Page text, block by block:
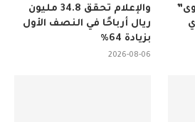
والإعلام تحقق 34.8 مليون
ريال أرباحًا في النصف الأول
بزيادة 64%
2026-08-06